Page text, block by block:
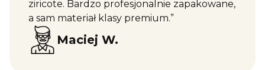
ziricote. Bardzo profesjonalnie zapakowane,
a sam materiał klasy premium.”
Maciej W.